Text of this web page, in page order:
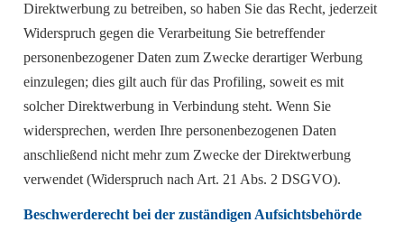
Direktwerbung zu betreiben, so haben Sie das Recht, jederzeit
Widerspruch gegen die Verarbeitung Sie betreffender
personenbezogener Daten zum Zwecke derartiger Werbung
einzulegen; dies gilt auch für das Profiling, soweit es mit
solcher Direktwerbung in Verbindung steht. Wenn Sie
widersprechen, werden Ihre personenbezogenen Daten
anschließend nicht mehr zum Zwecke der Direktwerbung
verwendet (Widerspruch nach Art. 21 Abs. 2 DSGVO).
Beschwerderecht bei der zuständigen Aufsichtsbehörde